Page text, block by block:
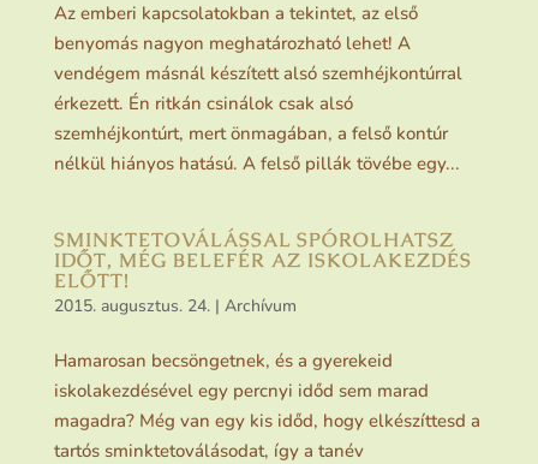
Az emberi kapcsolatokban a tekintet, az első
benyomás nagyon meghatározható lehet! A
vendégem másnál készített alsó szemhéjkontúrral
érkezett. Én ritkán csinálok csak alsó
szemhéjkontúrt, mert önmagában, a felső kontúr
nélkül hiányos hatású. A felső pillák tövébe egy...
SMINKTETOVÁLÁSSAL SPÓROLHATSZ
IDŐT, MÉG BELEFÉR AZ ISKOLAKEZDÉS
ELŐTT!
2015. augusztus. 24.| Archívum
Hamarosan becsöngetnek, és a gyerekeid
iskolakezdésével egy percnyi időd sem marad
magadra? Még van egy kis időd, hogy elkészíttesd a
tartós sminktetoválásodat, így a tanév